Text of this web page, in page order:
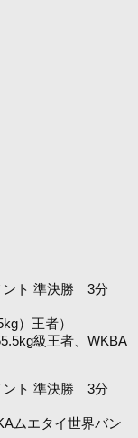
ント 準決勝 3分
）王者）
級王者、WKBA
ント 準決勝 3分
ムエタイ世界バン